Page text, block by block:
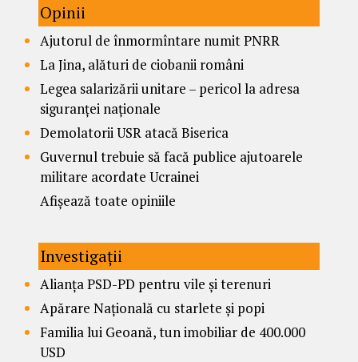
Opinii
Ajutorul de înmormîntare numit PNRR
La Jina, alături de ciobanii români
Legea salarizării unitare – pericol la adresa
siguranței naționale
Demolatorii USR atacă Biserica
Guvernul trebuie să facă publice ajutoarele
militare acordate Ucrainei
Afișează toate opiniile
Investigații
Alianța PSD-PD pentru vile și terenuri
Apărare Națională cu starlete și popi
Familia lui Geoană, tun imobiliar de 400.000
USD